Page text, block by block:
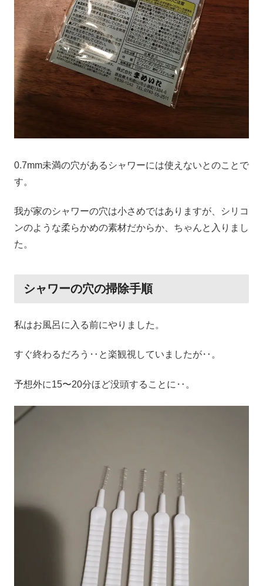
0.7mm未満の穴があるシャワーには使えないとのことで
す。
我が家のシャワーの穴は小さめではありますが、シリコ
ンのような柔らかめの素材だからか、ちゃんと入りまし
た。
シャワーの穴の掃除手順
私はお風呂に入る前にやりました。
すぐ終わるだろう‥と楽観視していましたが‥。
予想外に15〜20分ほど没頭することに‥。